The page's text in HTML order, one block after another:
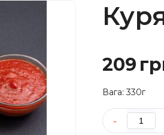
209
Вага: 330г
Курячі